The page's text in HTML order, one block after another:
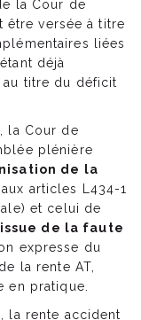
la Cour de
être versée à titre
liées
déjà
titre du déficit
la Cour de
plénière
de la
articles L434-1
et celui de
de la faute
expresse du
la rente AT,
en pratique.
la rente accident